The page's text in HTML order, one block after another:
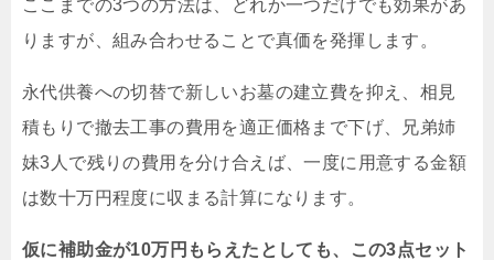
ここまでの3つの方法は、どれか一つだけでも効果があ
りますが、組み合わせることで真価を発揮します。
永代供養への切替で新しいお墓の建立費を抑え、相見
積もりで撤去工事の費用を適正価格まで下げ、兄弟姉
妹3人で残りの費用を分け合えば、一度に用意する金額
は数十万円程度に収まる計算になります。
仮に補助金が10万円もらえたとしても、この3点セット